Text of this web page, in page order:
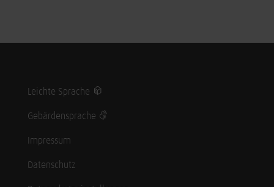
Leichte Sprache
Gebärdensprache
Impressum
Datenschutz